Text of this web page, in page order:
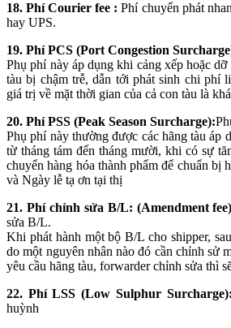
18. Phí Courier fee : Phí chuyển phát
hay UPS.
19. Phí PCS (Port Congestion
Phụ phí này áp dụng khi cảng xếp hoặc
tàu bị chậm trễ, dẫn tới phát sinh chi phí
giá trị về mặt thời gian của cả con tàu là
20. Phí PSS (Peak Season Surcharge):
Phụ phí này thường được các hãng tàu áp
từ tháng tám đến tháng mười, khi có sự
chuyển hàng hóa thành phẩm để chuẩn bị
và Ngày lễ tạ ơn tại thị
21. Phí chỉnh sửa B/L: (Amendment
sửa B/L.
Khi phát hành một bộ B/L cho shipper,
do một nguyên nhân nào đó cần chỉnh sử
yêu cầu hãng tàu, forwarder chỉnh sửa thì
22. Phí LSS (Low Sulphur Surcharge):
huỳnh